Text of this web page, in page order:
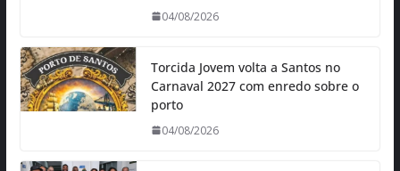
04/08/2026
Torcida Jovem volta a Santos no
Carnaval 2027 com enredo sobre o
porto
04/08/2026